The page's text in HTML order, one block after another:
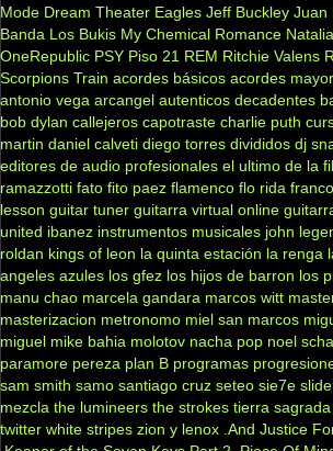
Mode Dream Theater Eagles Jeff Buckley Juan
Banda Los Bukis My Chemical Romance
OneRepublic PSY Piso 21 REM Ritchie Valens
Scorpions Train acordes básicos acordes
antonio vega arcangel autenticos decadentes
bob dylan callejeros capotraste charlie puth
martin daniel calveti diego torres divididos dj
editores de audio profesionales el ultimo de la
ramazzotti fato fito paez flamenco flo rida
lesson guitar tuner guitarra virtual online
united ibanez instrumentos musicales john
roldan kings of leon la quinta estación la renga
angeles azules los gfez los hijos de barron los
manu chao marcela gandara marcos witt
masterizacion metronomo miel san marcos
miguel mike bahia molotov nacha pop noel
paramore pereza plan B programas
sam smith samo santiago cruz seteo sie7e slide
mezcla the lumineers the strokes tierra sagrada
twitter white stripes zion y lenox .And Justice